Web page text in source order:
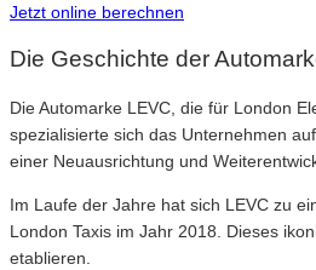
Jetzt online berechnen
Die Geschichte der
Die Automarke LEVC, die für London
spezialisierte sich das Unternehmen
einer Neuausrichtung und
Im Laufe der Jahre hat sich LEVC zu
London Taxis im Jahr 2018. Dieses
etablieren.